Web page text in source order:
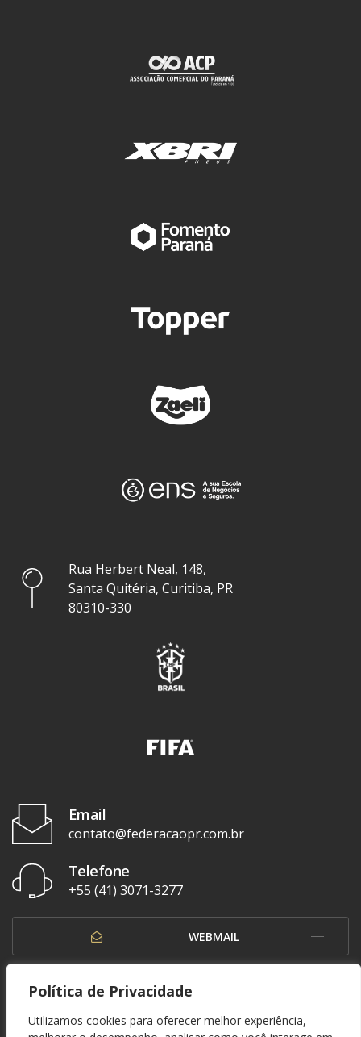
Política de Privacidade
Utilizamos cookies para oferecer melhor experiência,
Rua Herbert Neal, 148,
Santa Quitéria, Curitiba, PR
80310-330
Email
contato@federacaopr.com.br
Telefone
+55 (41) 3071-3277
WEBMAIL
OUVIDORIA